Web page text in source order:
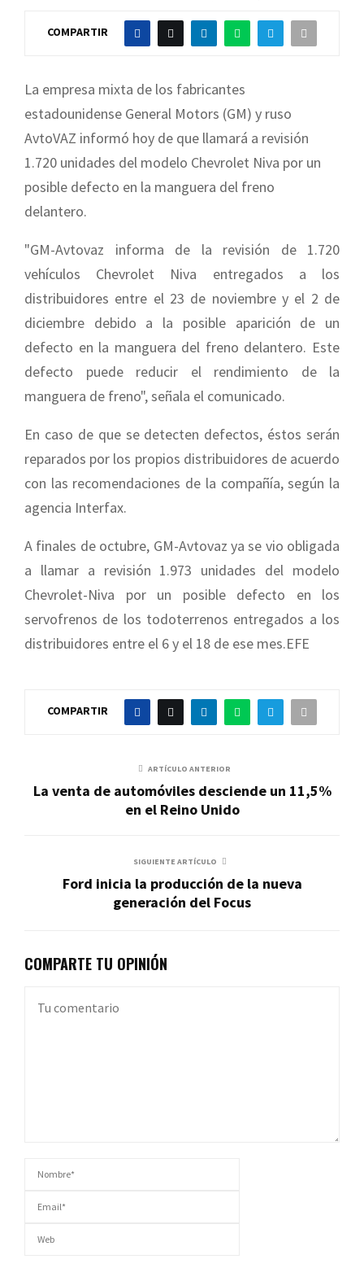
COMPARTIR
La empresa mixta de los fabricantes
estadounidense General Motors (GM) y ruso
AvtoVAZ informó hoy de que llamará a revisión
1.720 unidades del modelo Chevrolet Niva por un
posible defecto en la manguera del freno
delantero.
"GM-Avtovaz informa de la revisión de 1.720
vehículos Chevrolet Niva entregados a los
distribuidores entre el 23 de noviembre y el 2 de
diciembre debido a la posible aparición de un
defecto en la manguera del freno delantero. Este
defecto puede reducir el rendimiento de la
manguera de freno", señala el comunicado.
En caso de que se detecten defectos, éstos serán
reparados por los propios distribuidores de acuerdo
con las recomendaciones de la compañía, según la
agencia Interfax.
A finales de octubre, GM-Avtovaz ya se vio obligada
a llamar a revisión 1.973 unidades del modelo
Chevrolet-Niva por un posible defecto en los
servofrenos de los todoterrenos entregados a los
distribuidores entre el 6 y el 18 de ese mes.EFE
COMPARTIR
ARTÍCULO ANTERIOR
La venta de automóviles desciende un 11,5%
en el Reino Unido
SIGUIENTE ARTÍCULO
Ford inicia la producción de la nueva
generación del Focus
COMPARTE TU OPINIÓN